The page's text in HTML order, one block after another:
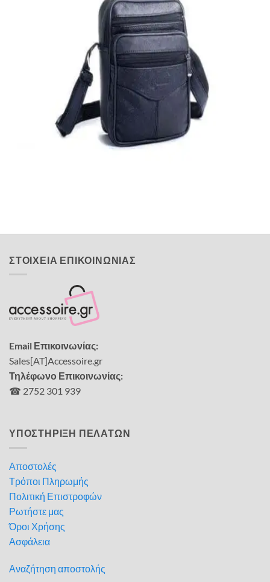
Quick View
ΣΤΟΙΧΕΙΑ ΕΠΙΚΟΙΝΩΝΙΑΣ
Email Επικοινωνίας:
Sales[AT]Accessoire.gr
Τηλέφωνο Επικοινωνίας:
☎ 2752 301 939
ΥΠΟΣΤΗΡΙΞΗ ΠΕΛΑΤΩΝ
Αποστολές
Τρόποι Πληρωμής
Πολιτική Επιστροφών
Ρωτήστε μας
Όροι Χρήσης
Ασφάλεια
Αναζήτηση αποστολής